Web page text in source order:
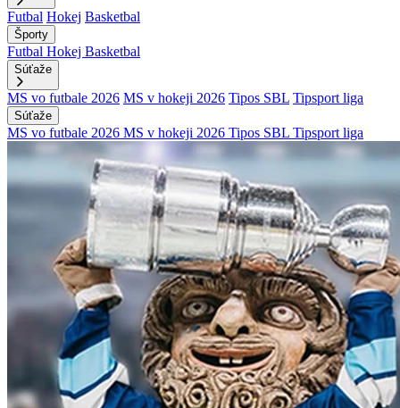
Futbal Hokej Basketbal
Športy
Futbal Hokej Basketbal
Súťaže
MS vo futbale 2026 MS v hokeji 2026 Tipos SBL Tipsport liga
Súťaže
MS vo futbale 2026 MS v hokeji 2026 Tipos SBL Tipsport liga